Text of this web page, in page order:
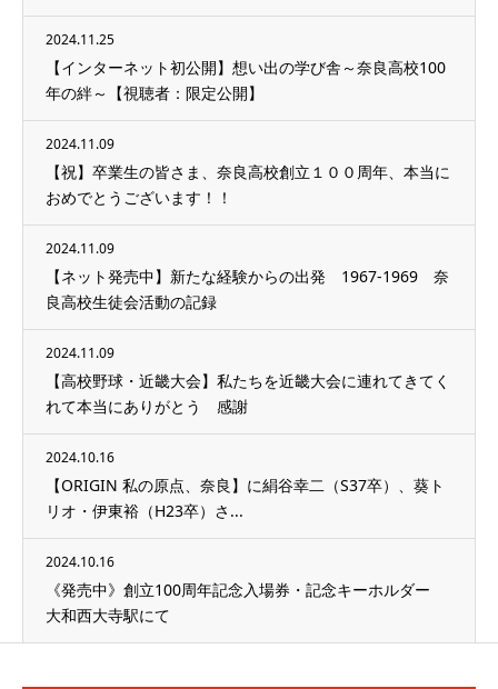
2024.11.25
【インターネット初公開】想い出の学び舎～奈良高校100
年の絆～【視聴者：限定公開】
2024.11.09
【祝】卒業生の皆さま、奈良高校創立１００周年、本当に
おめでとうございます！！
2024.11.09
【ネット発売中】新たな経験からの出発 1967-1969 奈
良高校生徒会活動の記録
2024.11.09
【高校野球・近畿大会】私たちを近畿大会に連れてきてく
れて本当にありがとう 感謝
2024.10.16
【ORIGIN 私の原点、奈良】に絹谷幸二（S37卒）、葵ト
リオ・伊東裕（H23卒）さ...
2024.10.16
《発売中》創立100周年記念入場券・記念キーホルダー
大和西大寺駅にて